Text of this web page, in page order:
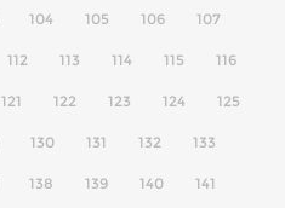
104 105 106 107
112 113 114 115 116
121 122 123 124 125
130 131 132 133
138 139 140 141